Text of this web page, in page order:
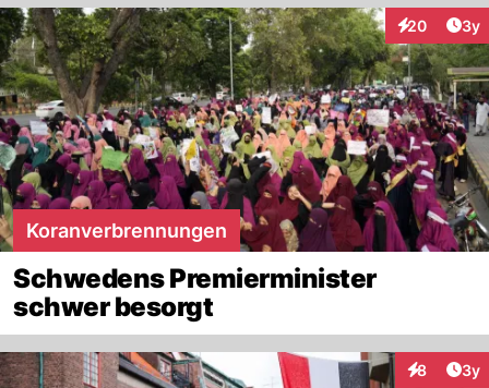
20
Interaktionen
3y
Koranverbrennungen
Schwedens Premierminister
schwer besorgt
8 3y